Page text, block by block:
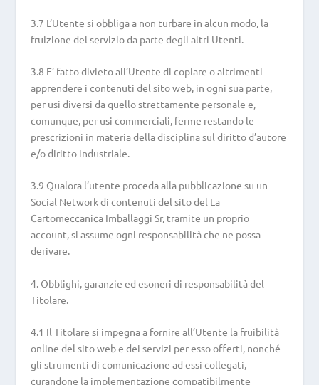
3.7 L’Utente si obbliga a non turbare in alcun modo, la
fruizione del servizio da parte degli altri Utenti.
3.8 E’ fatto divieto all’Utente di copiare o altrimenti
apprendere i contenuti del sito web, in ogni sua parte,
per usi diversi da quello strettamente personale e,
comunque, per usi commerciali, ferme restando le
prescrizioni in materia della disciplina sul diritto d’autore
e/o diritto industriale.
3.9 Qualora l’utente proceda alla pubblicazione su un
Social Network di contenuti del sito del La
Cartomeccanica Imballaggi Sr, tramite un proprio
account, si assume ogni responsabilità che ne possa
derivare.
4. Obblighi, garanzie ed esoneri di responsabilità del
Titolare.
4.1 Il Titolare si impegna a fornire all’Utente la fruibilità
online del sito web e dei servizi per esso offerti, nonché
gli strumenti di comunicazione ad essi collegati,
curandone la implementazione compatibilmente